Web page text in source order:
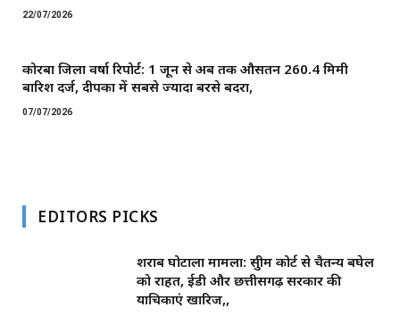
22/07/2026
कोरबा जिला वर्षा रिपोर्ट: 1 जून से अब तक औसतन 260.4 मिमी
बारिश दर्ज, दीपका में सबसे ज्यादा बरसे बदरा,
07/07/2026
EDITORS PICKS
शराब घोटाला मामला: सुप्रीम कोर्ट से चैतन्य बघेल
को राहत, ईडी और छत्तीसगढ़ सरकार की
याचिकाएं खारिज,,